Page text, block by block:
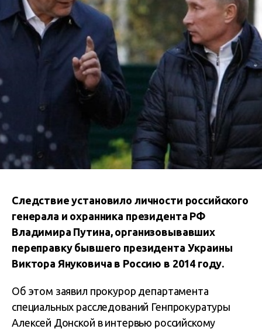
Следствие установило личности российского
генерала и охранника президента РФ
Владимира Путина, организовывавших
переправку бывшего президента Украины
Виктора Януковича в Россию в 2014 году.
Об этом заявил прокурор департамента
специальных расследований Генпрокуратуры
Алексей Донской в интервью российскому